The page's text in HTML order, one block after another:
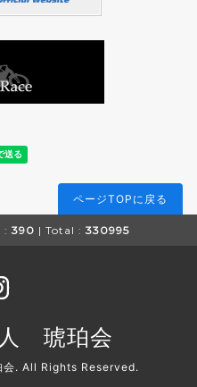
ページTOPに戻る
: 390 | Total : 330995
琥珀会
. All Rights Reserved.